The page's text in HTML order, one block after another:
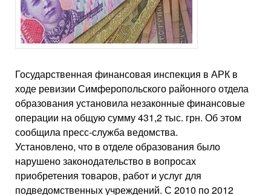
Государственная финансовая инспекция в АРК в
ходе ревизии Симферопольского районного отдела
образования установила незаконные финансовые
операции на общую сумму 431,2 тыс. грн. Об этом
сообщила пресс-служба ведомства.
Установлено, что в отделе образования было
нарушено законодательство в вопросах
приобретения товаров, работ и услуг для
подведомственных учреждений. С 2010 по 2012